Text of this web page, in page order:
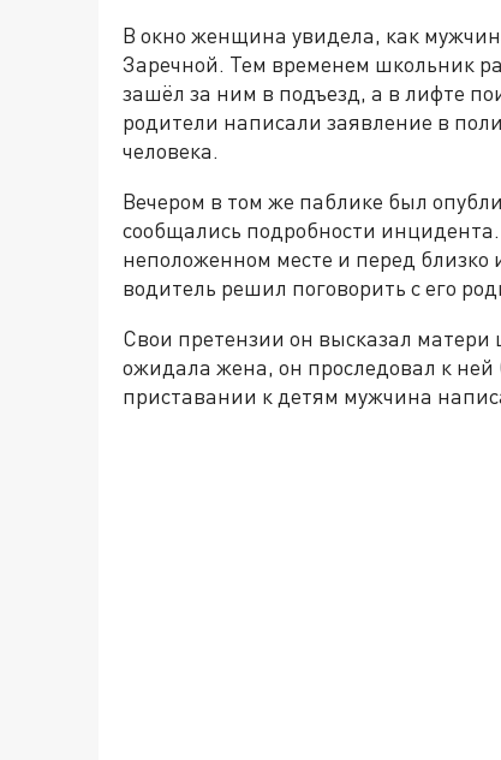
В окно женщина увидела, как
Заречной. Тем временем школьник
зашёл за ним в подъезд, а в лифте
родители написали заявление в
человека.
Вечером в том же паблике был
сообщались подробности
неположенном месте и перед
водитель решил поговорить с его
Свои претензии он высказал матери
ожидала жена, он проследовал к ней
приставании к детям мужчина